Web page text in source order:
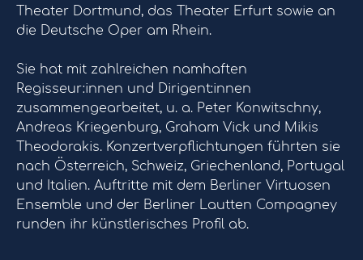
Theater Dortmund, das Theater Erfurt sowie an
die Deutsche Oper am Rhein.
Sie hat mit zahlreichen namhaften
Regisseur:innen und Dirigent:innen
zusammengearbeitet, u. a. Peter Konwitschny,
Andreas Kriegenburg, Graham Vick und Mikis
Theodorakis. Konzertverpflichtungen führten sie
nach Österreich, Schweiz, Griechenland, Portugal
und Italien. Auftritte mit dem Berliner Virtuosen
Ensemble und der Berliner Lautten Compagney
runden ihr künstlerisches Profil ab.